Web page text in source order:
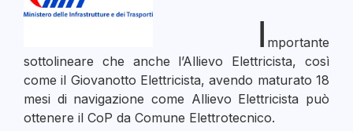
I mportante
sottolineare che anche l’Allievo Elettricista, così
come il Giovanotto Elettricista, avendo maturato 18
mesi di navigazione come Allievo Elettricista può
ottenere il CoP da Comune Elettrotecnico.